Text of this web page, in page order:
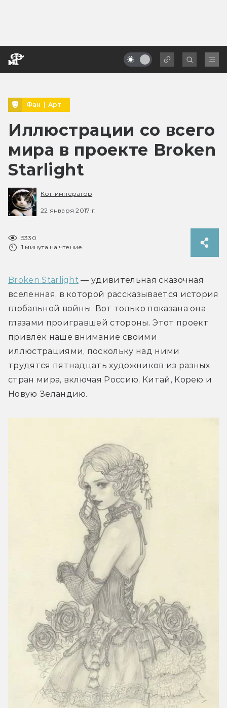
Фан | Арт
Иллюстрации со всего
мира в проекте Broken
Starlight
Кот-император
22 января 2017 г.
5330
1 минута на чтение
Broken Starlight — удивительная сказочная
вселенная, в которой рассказывается история
глобальной войны. Вот только показана она
глазами проигравшей стороны. Этот проект
привлёк наше внимание своими
иллюстрациями, поскольку над ними
трудятся пятнадцать художников из разных
стран мира, включая Россию, Китай, Корею и
Новую Зеландию.